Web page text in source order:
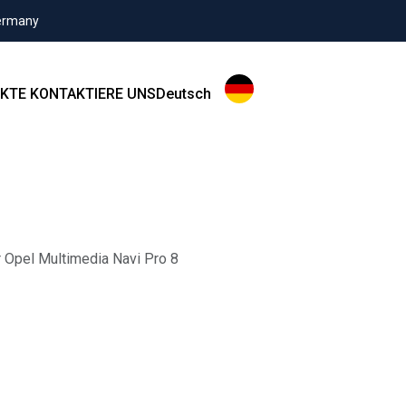
KONTAKTIERE UNSDeutsch
Multimedia Navi Pro 8